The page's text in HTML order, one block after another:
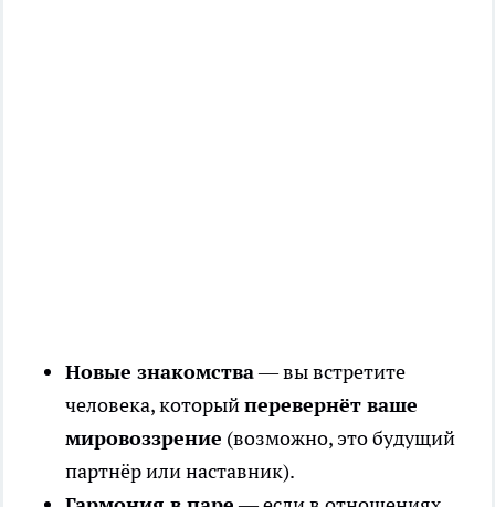
Новые знакомства— вы встретите
человека, которыйперевернёт ваше
мировоззрение (возможно, это будущий
партнёр или наставник).